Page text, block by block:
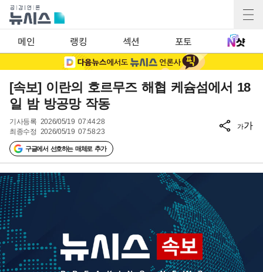
메인 랭킹 섹션 포토
[속보] 이란의 호르무즈 해협 케슘섬에서 18
일 밤 방공망 작동
기사등록 2026/05/19 07:44:28
최종수정 2026/05/19 07:58:23
구글에서 선호하는 매체로 추가
가가